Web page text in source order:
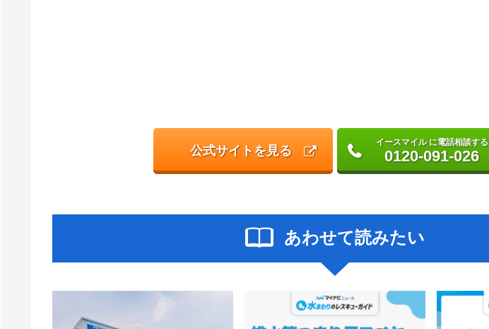
公式サイトを見る
イースマイル に電話相談する
0120-091-026
あわせて読みたい